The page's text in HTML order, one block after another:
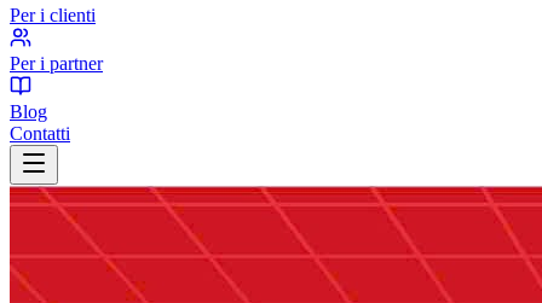
Per i clienti
Per i partner
Blog
Contatti